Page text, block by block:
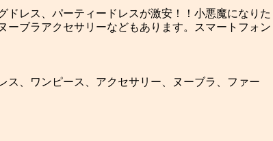
ドレス、パーティードレスが激安！！小悪魔になりた
ーブラアクセサリーなどもあります。スマートフォン
ス、ワンピース、アクセサリー、ヌーブラ、ファー